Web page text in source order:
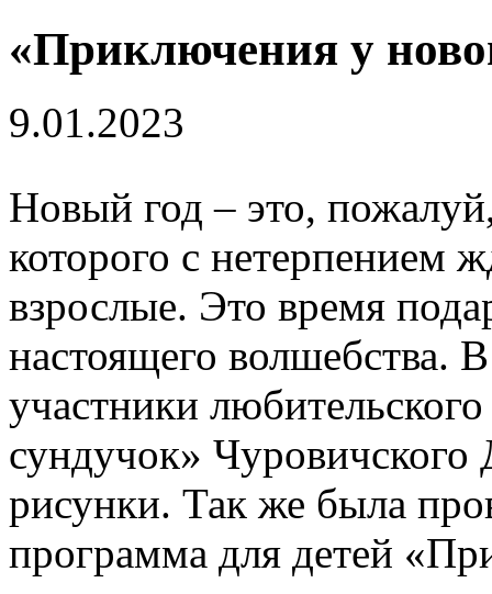
«Приключения у
9.01.2023
Новый год – это,
которого с нетерпением
взрослые. Это время
настоящего волшебства.
участники
сундучок»
рисунки. Так же была
программа для детей